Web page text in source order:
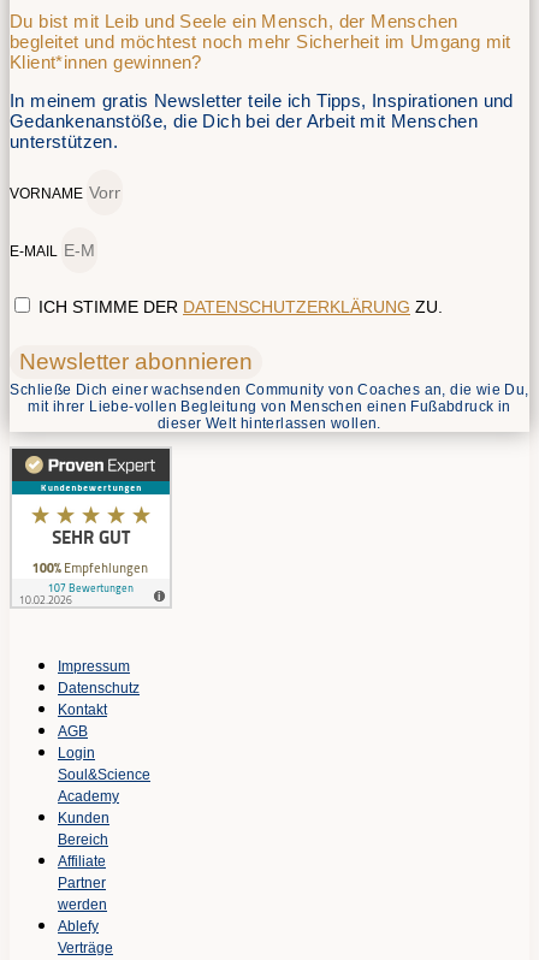
Du bist mit Leib und Seele ein Mensch, der Menschen
begleitet und möchtest noch mehr Sicherheit im Umgang mit
Klient*innen gewinnen?
In meinem gratis Newsletter teile ich Tipps, Inspirationen und
Gedankenanstöße, die Dich bei der Arbeit mit Menschen
unterstützen.
VORNAME
E-MAIL
ICH STIMME DER DATENSCHUTZERKLÄRUNG ZU.
Newsletter abonnieren
Schließe Dich einer wachsenden Community von Coaches an, die wie Du,
mit ihrer Liebe-vollen Begleitung von Menschen einen Fußabdruck in
dieser Welt hinterlassen wollen.
Impressum
Datenschutz
Kontakt
AGB
Login
Soul&Science
Academy
Kunden
Bereich
Affiliate
Partner
werden
Ablefy
Verträge